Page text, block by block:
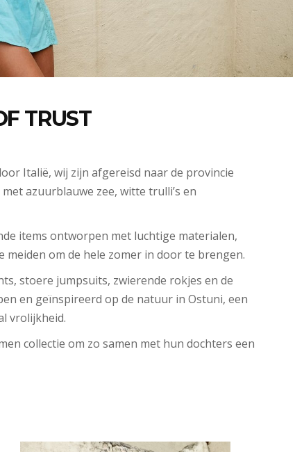
TRUST
Italië, wij zijn afgereisd naar de provincie
azuurblauwe zee, witte trulli’s en
items ontworpen met luchtige materialen,
meiden om de hele zomer in door te brengen.
stoere jumpsuits, zwierende rokjes en de
en geïnspireerd op de natuur in Ostuni, een
vrolijkheid.
collectie om zo samen met hun dochters een